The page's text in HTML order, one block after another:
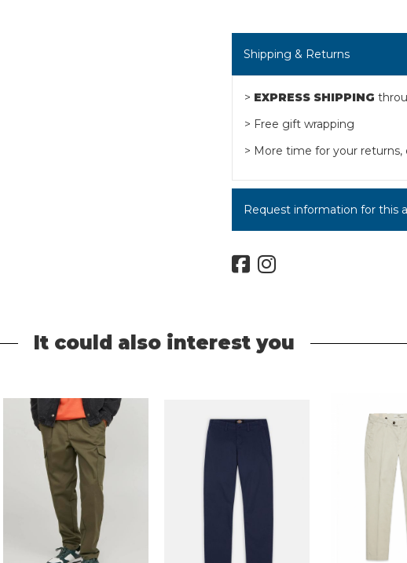
Shipping & Returns
> EXPRESS SHIPPING
> Free gift wrapping
> More time for your
Request information for this
It could also interest you